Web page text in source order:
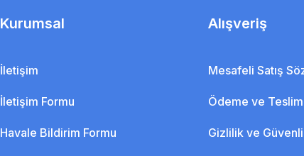
Kurumsal
İletişim
İletişim Formu
Havale Bildirim Formu
Alışveriş
Mesafeli Satış
Ödeme ve
Gizlilik ve